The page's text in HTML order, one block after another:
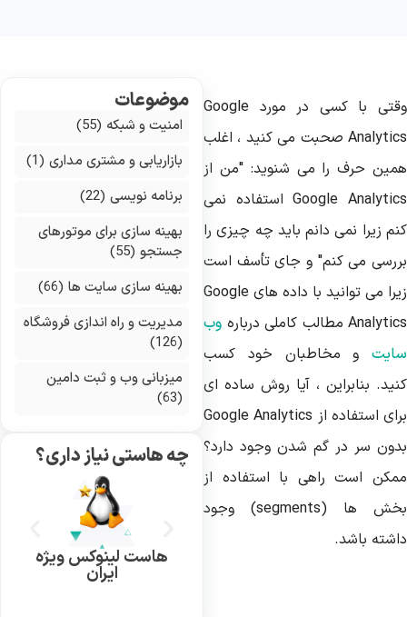
با کسی در مورد Google
صحبت می کنید ، اغلب
حرف را می شنوید: "من از
Googleاستفاده نمی
زیرا نمی دانم باید چه چیزی را
می کنم" و جای تأسف است
می توانید با داده هایGoogle
مطالب کاملی دربارهوب
و مخاطبان خود کسب
بنابراین ، آیا روش ساده ای
استفاده ازGoogle Analytics
سر در گم شدن وجود دارد؟
است راهی با استفاده از
ها ( segments) وجود
باشد.
موضوعات
امنیت و شبکه(55)
بازاریابی و مشتری مداری(1)
برنامه نویسی(22)
بهینه سازی برای موتورهای
جستجو(55)
بهینه سازی سایت ها(66)
مدیریت و راه اندازی فروشگاه
میزبانی وب و ثبت دامین
چه هاستی نیاز داری؟
هاست لینوکس ویژه
ایران